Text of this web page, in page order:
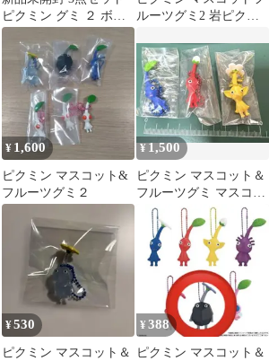
ピクミン グミ ２ ボー
ルチェーン付き マスコ
ット
ルーツグミ2 岩ピクミ
¥ 1,600
ピクミン マスコット&
フルーツグミ２
¥1,500
ピクミン マスコット＆
フルーツグミ マスコッ
ト キーホルダー 早い者
勝ち
¥530
ピクミン マスコット＆
¥ 388
ピクミン マスコット＆